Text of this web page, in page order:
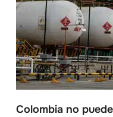
Colombia no